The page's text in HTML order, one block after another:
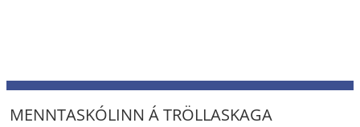
MENNTASKÓLINN Á TRÖLLASKAGA